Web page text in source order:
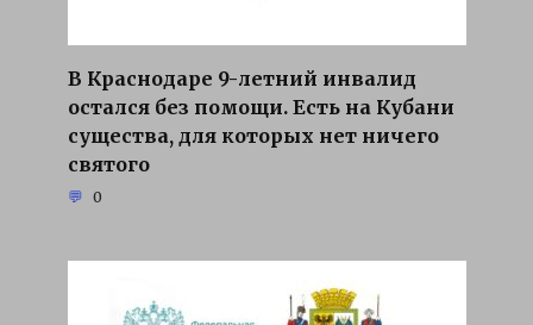
В Краснодаре 9-летний инвалид
остался без помощи. Есть на Кубани
существа, для которых нет ничего
святого
0